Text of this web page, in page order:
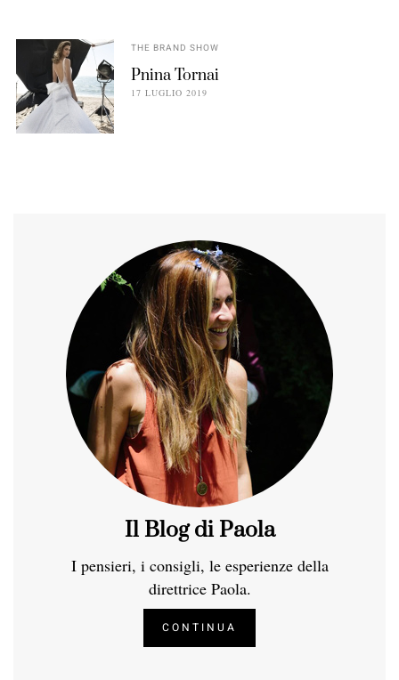
THE BRAND SHOW
Pnina Tornai
17 LUGLIO 2019
Il Blog di Paola
I pensieri, i consigli, le esperienze della
direttrice Paola.
CONTINUA